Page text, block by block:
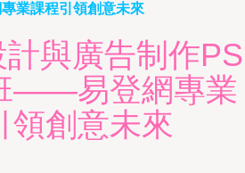
業課程引領創意未來
與廣告制作PS
——易登網專業
領創意未來